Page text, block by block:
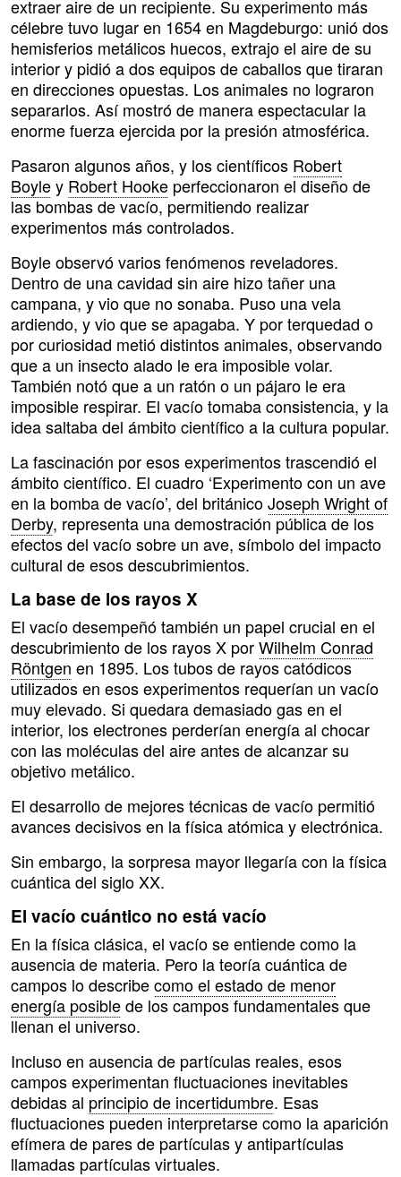
extraer aire de un recipiente. Su experimento más
célebre tuvo lugar en 1654 en Magdeburgo: unió dos
hemisferios metálicos huecos, extrajo el aire de su
interior y pidió a dos equipos de caballos que tiraran
en direcciones opuestas. Los animales no lograron
separarlos. Así mostró de manera espectacular la
enorme fuerza ejercida por la presión atmosférica.
Pasaron algunos años, y los científicos Robert
Boyley Robert Hooke perfeccionaron el diseño de
las bombas de vacío, permitiendo realizar
experimentos más controlados.
Boyle observó varios fenómenos reveladores.
Dentro de una cavidad sin aire hizo tañer una
campana, y vio que no sonaba. Puso una vela
ardiendo, y vio que se apagaba. Y por terquedad o
por curiosidad metió distintos animales, observando
que a un insecto alado le era imposible volar.
También notó que a un ratón o un pájaro le era
imposible respirar. El vacío tomaba consistencia, y la
idea saltaba del ámbito científico a la cultura popular.
La fascinación por esos experimentos trascendió el
ámbito científico. El cuadro ‘Experimento con un ave
en la bomba de vacío’, del británicoJoseph Wright of
Derby, representa una demostración pública de los
efectos del vacío sobre un ave, símbolo del impacto
cultural de esos descubrimientos.
La base de los rayos X
El vacío desempeñó también un papel crucial en el
descubrimiento de los rayos X porWilhelm Conrad
Röntgen en 1895. Los tubos de rayos catódicos
utilizados en esos experimentos requerían un vacío
muy elevado. Si quedara demasiado gas en el
interior, los electrones perderían energía al chocar
con las moléculas del aire antes de alcanzar su
objetivo metálico.
El desarrollo de mejores técnicas de vacío permitió
avances decisivos en la física atómica y electrónica.
Sin embargo, la sorpresa mayor llegaría con la física
cuántica del siglo XX.
El vacío cuántico no está vacío
En la física clásica, el vacío se entiende como la
ausencia de materia. Pero la teoría cuántica de
campos lo describecomo el estado de menor
energía posiblede los campos fundamentales que
llenan el universo.
Incluso en ausencia de partículas reales, esos
campos experimentan fluctuaciones inevitables
debidas al principio de incertidumbre. Esas
fluctuaciones pueden interpretarse como la aparición
efímera de pares de partículas y antipartículas
llamadas partículas virtuales.